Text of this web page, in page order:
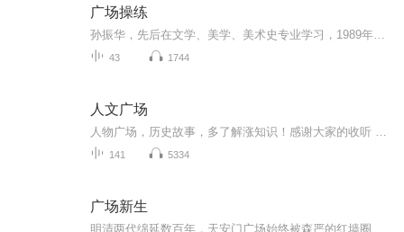
广场操练
43 1744
人文广场
141 5334
广场新生